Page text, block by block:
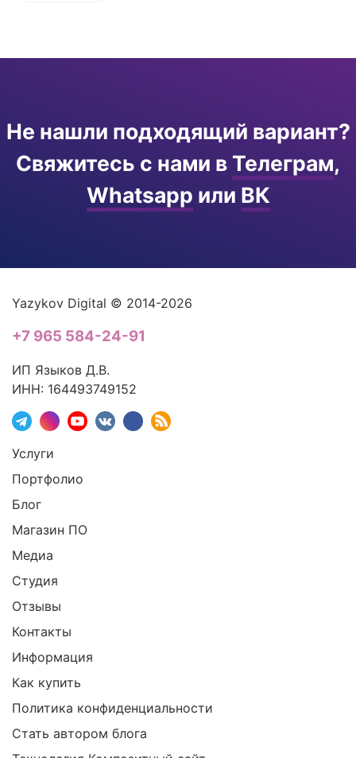
Не нашли подходящий вариант?
Свяжитесь с нами в Телеграм,
Whatsapp или ВК
Yazykov Digital © 2014-2026
+7 965 584-24-91
ИП Языков Д.В.
ИНН: 164493749152
Услуги
Портфолио
Блог
Магазин ПО
Медиа
Студия
Отзывы
Контакты
Информация
Как купить
Политика конфиденциальности
Стать автором блога